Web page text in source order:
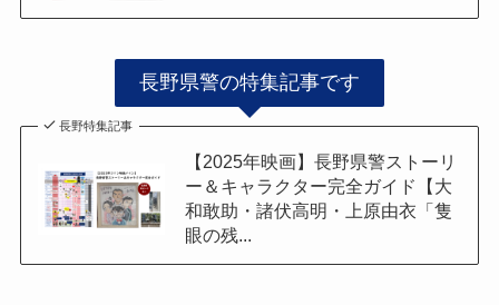
長野県警の特集記事です
長野特集記事
【2025年映画】長野県警ストーリ
ー＆キャラクター完全ガイド【大
和敢助・諸伏高明・上原由衣「隻
眼の残...